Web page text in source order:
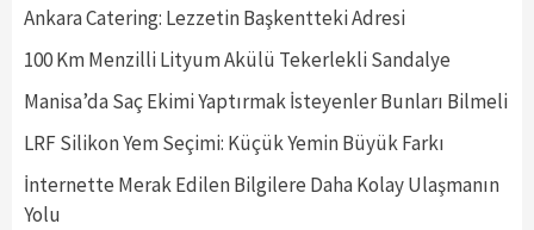
Ankara Catering: Lezzetin Başkentteki Adresi
100 Km Menzilli Lityum Akülü Tekerlekli Sandalye
Manisa’da Saç Ekimi Yaptırmak İsteyenler Bunları Bilmeli
LRF Silikon Yem Seçimi: Küçük Yemin Büyük Farkı
İnternette Merak Edilen Bilgilere Daha Kolay Ulaşmanın
Yolu